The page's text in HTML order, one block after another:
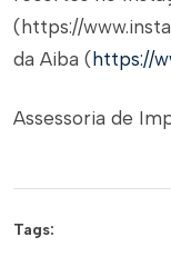
(https://
da Aiba ( https://
Assessoria de
Tags: